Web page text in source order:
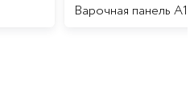
Варочная панель A16